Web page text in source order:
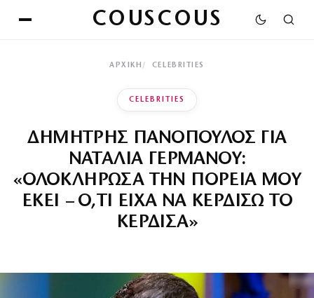
COUSCOUS
ΑΡΧΙΚΉ CELEBRITIES
CELEBRITIES
ΔΗΜΗΤΡΗΣ ΠΑΝΟΠΟΥΛΟΣ ΓΙΑ
ΝΑΤΑΛΙΑ ΓΕΡΜΑΝΟΥ:
«ΟΛΟΚΛΗΡΩΣΑ ΤΗΝ ΠΟΡΕΙΑ ΜΟΥ
ΕΚΕΙ – Ο,ΤΙ ΕΙΧΑ ΝΑ ΚΕΡΔΙΣΩ ΤΟ
ΚΕΡΔΙΣΑ»